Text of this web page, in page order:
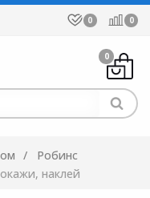
0 0
0
Робинс
наклей